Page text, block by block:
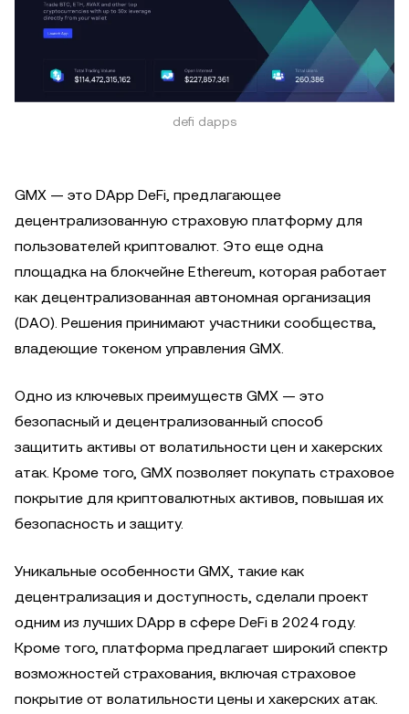
defi dapps
GMX — это DApp DeFi, предлагающее
децентрализованную страховую платформу для
пользователей криптовалют. Это еще одна
площадка на блокчейне Ethereum, которая работает
как децентрализованная автономная организация
(DAO). Решения принимают участники сообщества,
владеющие токеном управления GMX.
Одно из ключевых преимуществ GMX — это
безопасный и децентрализованный способ
защитить активы от волатильности цен и хакерских
атак. Кроме того, GMX позволяет покупать страховое
покрытие для криптовалютных активов, повышая их
безопасность и защиту.
Уникальные особенности GMX, такие как
децентрализация и доступность, сделали проект
одним из лучших DApp в сфере DeFi в 2024 году.
Кроме того, платформа предлагает широкий спектр
возможностей страхования, включая страховое
покрытие от волатильности цены и хакерских атак.